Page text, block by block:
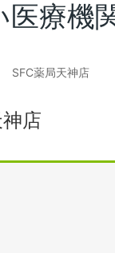
医療機
SFC薬局天神店
店